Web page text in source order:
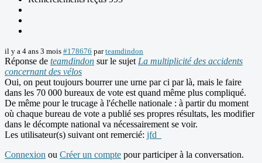
il y a 4 ans 3 mois #178676 parteamdindon
Réponse de teamdindon sur le sujet La multiplicité des accidents
concernant des vélos
Oui, on peut toujours bourrer une urne par ci par là, mais le faire
dans les 70 000 bureaux de vote est quand même plus compliqué.
De même pour le trucage à l'échelle nationale : à partir du moment
où chaque bureau de vote a publié ses propres résultats, les modifier
dans le décompte national va nécessairement se voir.
Les utilisateur(s) suivant ont remercié: jfd_
Connexion ou Créer un compte pour participer à la conversation.